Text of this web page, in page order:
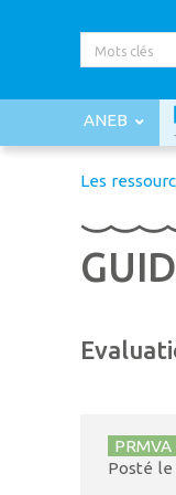
ANEB
Les
PRMVA
Posté le